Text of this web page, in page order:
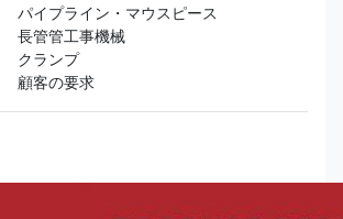
パイプライン・マウスピース
長管管工事機械
クランプ
顧客の要求